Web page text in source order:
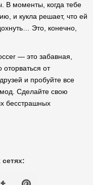
В моменты, когда тебе
и кукла решает, что ей
Это, конечно,
— это забавная,
от
и пробуйте все
Сделайте свою
бесстрашных